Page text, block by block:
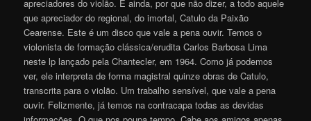
apreciadores do violão. E ainda, por que não dizer, a todo aquele
que apreciador do regional, do imortal, Catulo da Paixão
Cearense. Este é um disco que vale a pena ouvir. Temos o
violonista de formação clássica/erudita Carlos Barbosa Lima
neste lp lançado pela Chantecler, em 1964. Como já podemos
ver, ele interpreta de forma magistral quinze obras de Catulo,
transcrita para o violão. Um trabalho sensível, que vale a pena
ouvir. Felizmente, já temos na contracapa todas as devidas